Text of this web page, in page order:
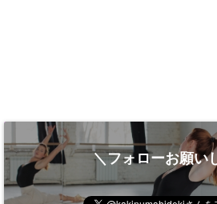
＼フォローお願い